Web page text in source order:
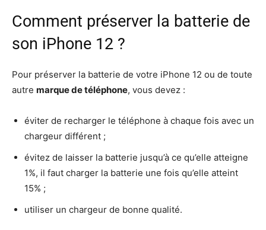
Comment préserver la batterie de
son iPhone 12 ?
Pour préserver la batterie de votre iPhone 12 ou de toute
autre marque de téléphone, vous devez :
éviter de recharger le téléphone à chaque fois avec un
chargeur différent ;
évitez de laisser la batterie jusqu’à ce qu’elle atteigne
1%, il faut charger la batterie une fois qu’elle atteint
15% ;
utiliser un chargeur de bonne qualité.